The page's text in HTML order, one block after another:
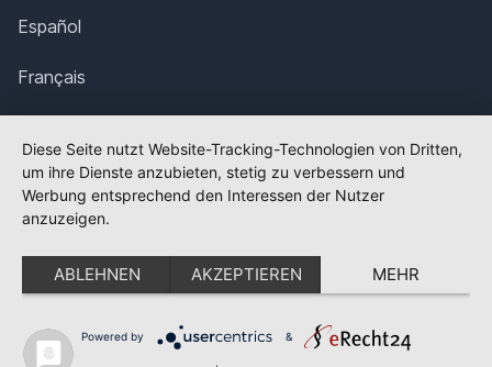
Español
Français
Polska
Português
Nederlands
Svenska
Diese Seite nutzt Website-Tracking-Technologien von Dritten,
um ihre Dienste anzubieten, stetig zu verbessern und
Werbung entsprechend den Interessen der Nutzer
anzuzeigen.
ABLEHNEN AKZEPTIEREN MEHR
Powered by &